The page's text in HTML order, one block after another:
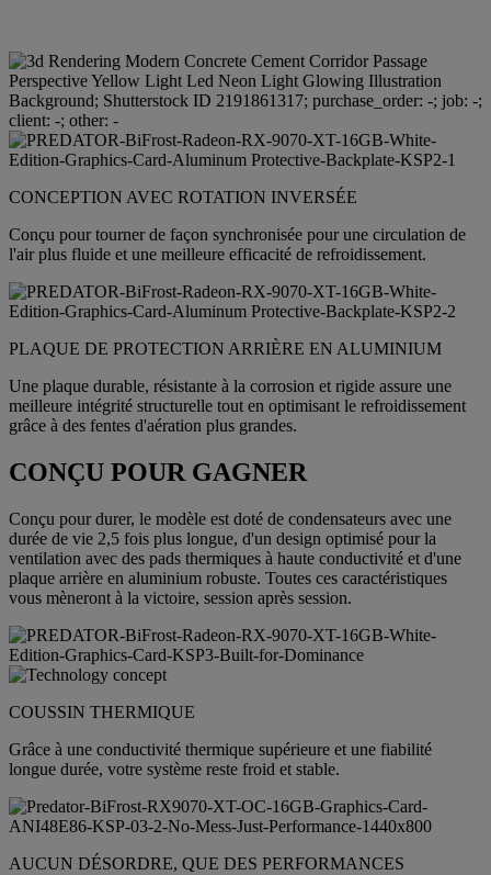
CONCEPTION AVEC ROTATION INVERSÉE
Conçu pour tourner de façon synchronisée pour une circulation de
l'air plus fluide et une meilleure efficacité de refroidissement.
PLAQUE DE PROTECTION ARRIÈRE EN ALUMINIUM
Une plaque durable, résistante à la corrosion et rigide assure une
meilleure intégrité structurelle tout en optimisant le refroidissement
grâce à des fentes d'aération plus grandes.
CONÇU POUR GAGNER
Conçu pour durer, le modèle est doté de condensateurs avec une
durée de vie 2,5 fois plus longue, d'un design optimisé pour la
ventilation avec des pads thermiques à haute conductivité et d'une
plaque arrière en aluminium robuste. Toutes ces caractéristiques
vous mèneront à la victoire, session après session.
COUSSIN THERMIQUE
Grâce à une conductivité thermique supérieure et une fiabilité
longue durée, votre système reste froid et stable.
AUCUN DÉSORDRE, QUE DES PERFORMANCES